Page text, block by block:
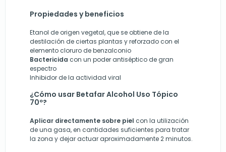
Propiedades y beneficios
Etanol de origen vegetal, que se obtiene de la
destilación de ciertas plantas y reforzado con el
elemento cloruro de benzalconio
Bactericida con un poder antiséptico de gran
espectro
Inhibidor de la actividad viral
¿Cómo usar Betafar Alcohol Uso Tópico
70º?
Aplicar directamente sobre piel con la utilización
de una gasa, en cantidades suficientes para tratar
la zona y dejar actuar aproximadamente 2 minutos.